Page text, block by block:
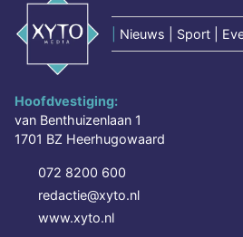
Nieuws | Sport |
Hoofdvestiging:
van Benthuizenlaan 1
1701 BZ Heerhugowaard
072 8200 600
redactie@xyto.nl
www.xyto.nl